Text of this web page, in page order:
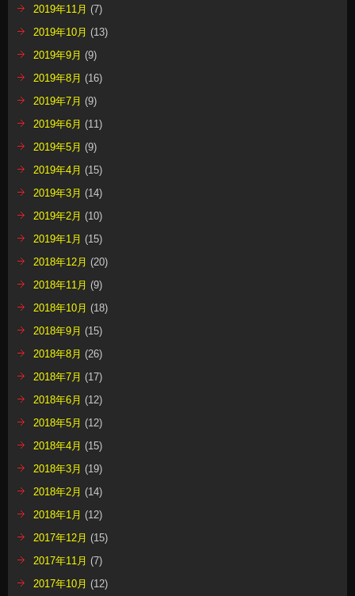
2019年11月 (7)
2019年10月 (13)
2019年9月 (9)
2019年8月 (16)
2019年7月 (9)
2019年6月 (11)
2019年5月 (9)
2019年4月 (15)
2019年3月 (14)
2019年2月 (10)
2019年1月 (15)
2018年12月 (20)
2018年11月 (9)
2018年10月 (18)
2018年9月 (15)
2018年8月 (26)
2018年7月 (17)
2018年6月 (12)
2018年5月 (12)
2018年4月 (15)
2018年3月 (19)
2018年2月 (14)
2018年1月 (12)
2017年12月 (15)
2017年11月 (7)
2017年10月 (12)